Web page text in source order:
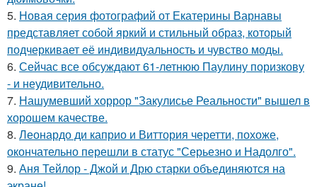
5. Новая серия фотографий от Екатерины Варнавы
представляет собой яркий и стильный образ, который
подчеркивает её индивидуальность и чувство моды.
6. Сейчас все обсуждают 61-летнюю Паулину поризкову
- и неудивительно.
7. Нашумевший хоррор "Закулисье Реальности" вышел в
хорошем качестве.
8. Леонардо ди каприо и Виттория черетти, похоже,
окончательно перешли в статус "Серьезно и Надолго".
9. Аня Тейлор - Джой и Дрю старки объединяются на